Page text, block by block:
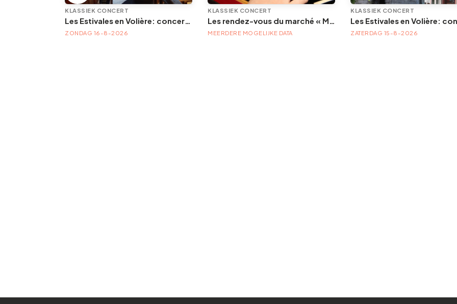
KLASSIEK CONCERT
Les Estivales en Volière: concert d'orgue | « Orgue en Volière » , les 3e dimanches du mois (été) audition d’orgue (accès libre)
ZONDAG 16-8-2026
KLASSIEK CONCERT
Les rendez-vous du marché « Musique à la Batte »
MEERDERE MOGELIJKE DATA
KLASSIEK CONCERT
ZATERDAG 15-8-2026